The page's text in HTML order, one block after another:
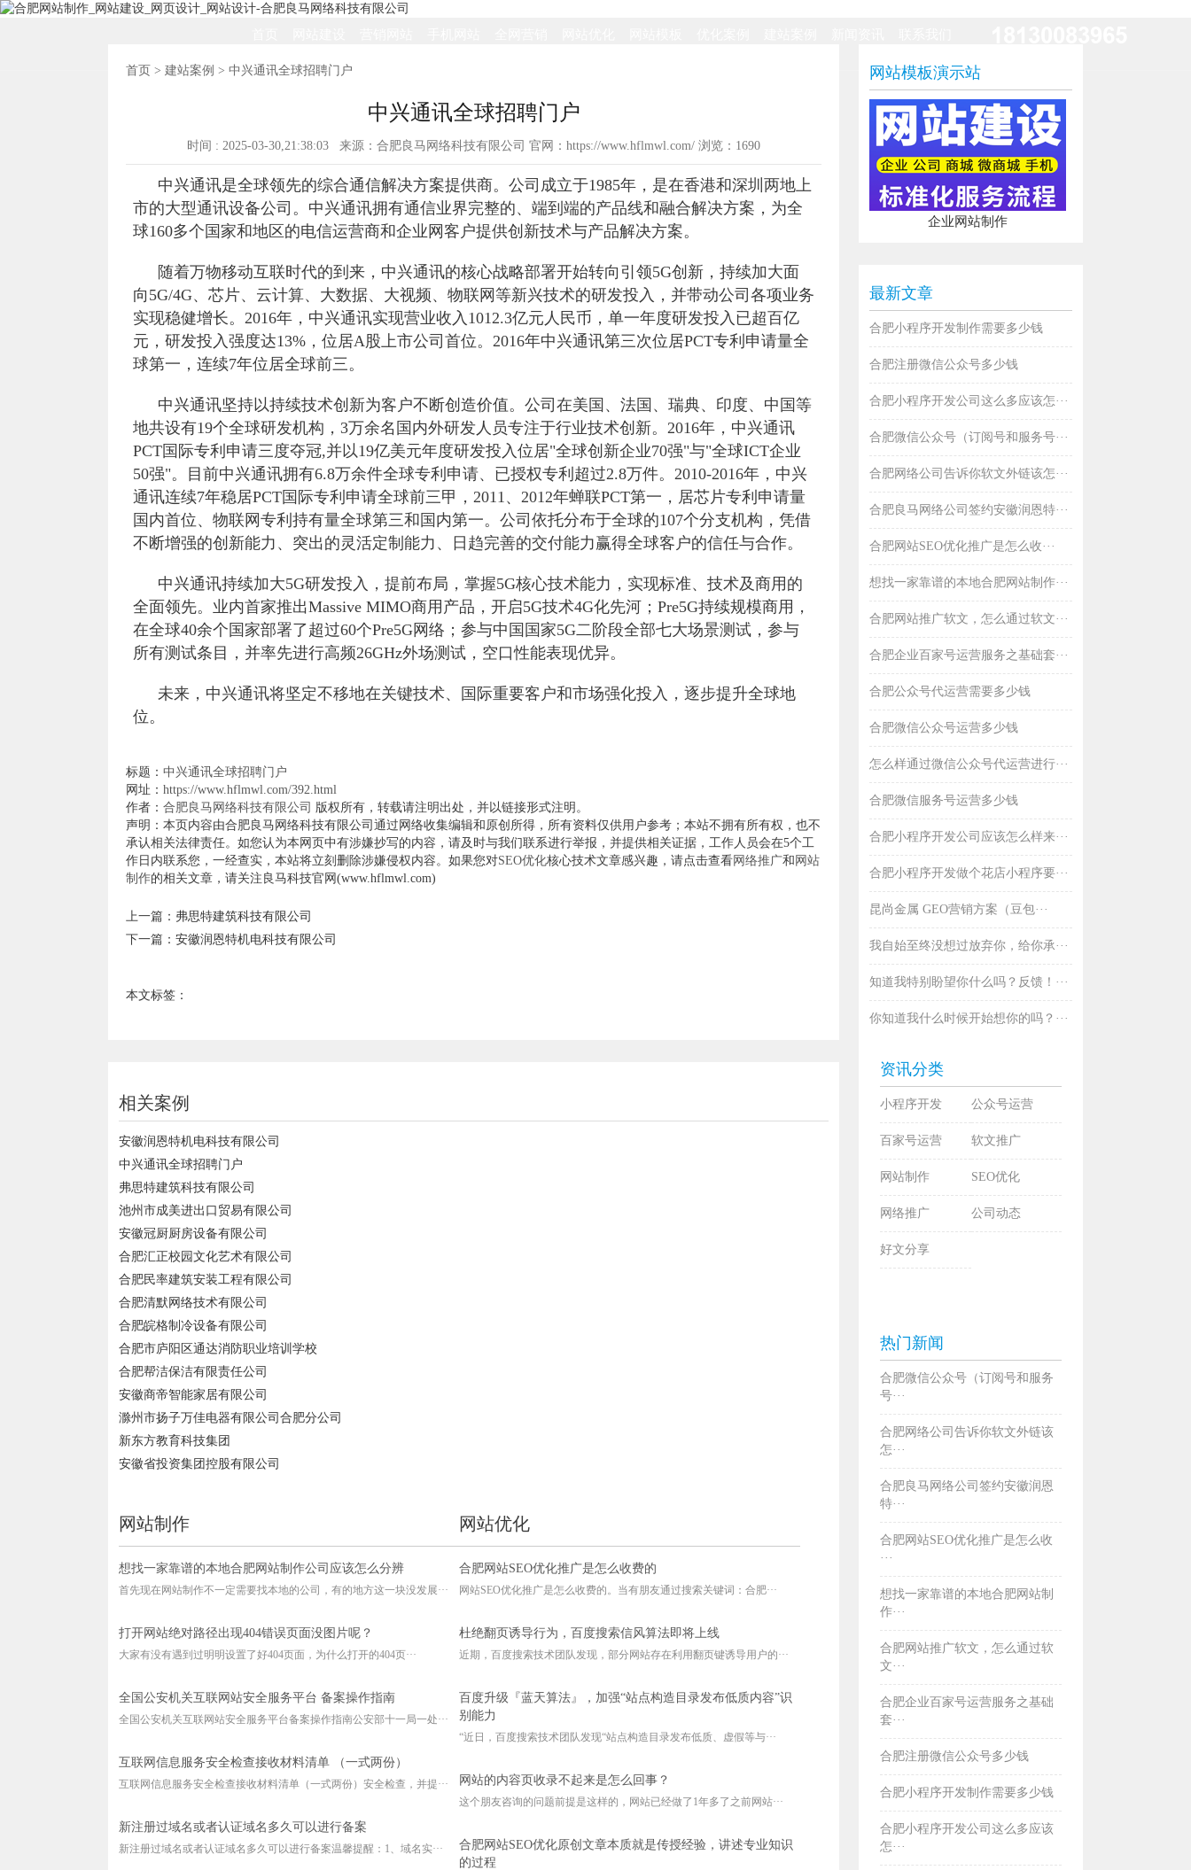
首页 > 建站案例 > 中兴通讯全球招聘门户
中兴通讯全球招聘门户
时间 : 2025-03-30,21:38:03 来源：合肥良马网络科技有限公司 官网：https://www.hflmwl.com/ 浏览： 1690
中兴通讯是全球领先的综合通信解决方案提供商。公司成立于1985年，是在香港和深圳两地上
市的大型通讯设备公司。中兴通讯拥有通信业界完整的、端到端的产品线和融合解决方案，为全
球160多个国家和地区的电信运营商和企业网客户提供创新技术与产品解决方案。
随着万物移动互联时代的到来，中兴通讯的核心战略部署开始转向引领5G创新，持续加大面
向5G/4G、芯片、云计算、大数据、大视频、物联网等新兴技术的研发投入，并带动公司各项业务
实现稳健增长。2016年，中兴通讯实现营业收入1012.3亿元人民币，单一年度研发投入已超百亿
元，研发投入强度达13%，位居A股上市公司首位。2016年中兴通讯第三次位居PCT专利申请量全
球第一，连续7年位居全球前三。
中兴通讯坚持以持续技术创新为客户不断创造价值。公司在美国、法国、瑞典、印度、中国等
地共设有19个全球研发机构，3万余名国内外研发人员专注于行业技术创新。2016年，中兴通讯
PCT国际专利申请三度夺冠,并以19亿美元年度研发投入位居"全球创新企业70强"与"全球ICT企业
50强"。目前中兴通讯拥有6.8万余件全球专利申请、已授权专利超过2.8万件。2010-2016年，中兴
通讯连续7年稳居PCT国际专利申请全球前三甲，2011、2012年蝉联PCT第一，居芯片专利申请量
国内首位、物联网专利持有量全球第三和国内第一。公司依托分布于全球的107个分支机构，凭借
不断增强的创新能力、突出的灵活定制能力、日趋完善的交付能力赢得全球客户的信任与合作。
中兴通讯持续加大5G研发投入，提前布局，掌握5G核心技术能力，实现标准、技术及商用的
全面领先。业内首家推出Massive MIMO商用产品，开启5G技术4G化先河；Pre5G持续规模商用，
在全球40余个国家部署了超过60个Pre5G网络；参与中国国家5G二阶段全部七大场景测试，参与
所有测试条目，并率先进行高频26GHz外场测试，空口性能表现优异。
未来，中兴通讯将坚定不移地在关键技术、国际重要客户和市场强化投入，逐步提升全球地
位。
标题： 中兴通讯全球招聘门户
网址： https://www.hflmwl.com/392.html
作者： 合肥良马网络科技有限公司 版权所有，转载请注明出处，并以链接形式注明。
声明：本页内容由合肥良马网络科技有限公司通过网络收集编辑和原创所得，所有资料仅供用户参考；本站不拥有所有权，也不
承认相关法律责任。如您认为本网页中有涉嫌抄写的内容，请及时与我们联系进行举报，并提供相关证据，工作人员会在5个工
作日内联系您，一经查实，本站将立刻删除涉嫌侵权内容。如果您对SEO优化核心技术文章感兴趣，请点击查看网络推广和 网站
制作的相关文章，请关注良马科技官网(www.hflmwl.com)
上一篇： 弗思特建筑科技有限公司
下一篇： 安徽润恩特机电科技有限公司
本文标签：
相关案例
安徽润恩特机电科技有限公司
中兴通讯全球招聘门户
弗思特建筑科技有限公司
池州市成美进出口贸易有限公司
安徽冠厨厨房设备有限公司
合肥汇正校园文化艺术有限公司
合肥民率建筑安装工程有限公司
合肥清默网络技术有限公司
合肥皖格制冷设备有限公司
合肥市庐阳区通达消防职业培训学校
合肥帮洁保洁有限责任公司
安徽商帝智能家居有限公司
滁州市扬子万佳电器有限公司合肥分公司
新东方教育科技集团
安徽省投资集团控股有限公司
网站制作
想找一家靠谱的本地合肥网站制作公司应该怎么分辨
首先现在网站制作不一定需要找本地的公司，有的地方这一块没发展···
打开网站绝对路径出现404错误页面没图片呢？
大家有没有遇到过明明设置了好404页面，为什么打开的404页···
全国公安机关互联网站安全服务平台 备案操作指南
全国公安机关互联网站安全服务平台备案操作指南公安部十一局一处···
互联网信息服务安全检查接收材料清单 （一式两份）
互联网信息服务安全检查接收材料清单（一式两份）安全检查，并提···
新注册过域名或者认证域名多久可以进行备案
新注册过域名或者认证域名多久可以进行备案温馨提醒：1、域名实···
网站优化
合肥网站SEO优化推广是怎么收费的
网站SEO优化推广是怎么收费的。当有朋友通过搜索关键词：合肥···
杜绝翻页诱导行为，百度搜索信风算法即将上线
近期，百度搜索技术团队发现，部分网站存在利用翻页键诱导用户的···
百度升级『蓝天算法』，加强“站点构造目录发布低质内容”识
别能力
“近日，百度搜索技术团队发现“站点构造目录发布低质、虚假等与···
网站的内容页收录不起来是怎么回事？
这个朋友咨询的问题前提是这样的，网站已经做了1年多了之前网站···
合肥网站SEO优化原创文章本质就是传授经验，讲述专业知识
的过程
网站模板演示站
企业网站制作
最新文章
合肥小程序开发制作需要多少钱
合肥注册微信公众号多少钱
合肥小程序开发公司这么多应该怎···
合肥微信公众号（订阅号和服务号···
合肥网络公司告诉你软文外链该怎···
合肥良马网络公司签约安徽润恩特···
合肥网站SEO优化推广是怎么收···
想找一家靠谱的本地合肥网站制作···
合肥网站推广软文，怎么通过软文···
合肥企业百家号运营服务之基础套···
合肥公众号代运营需要多少钱
合肥微信公众号运营多少钱
怎么样通过微信公众号代运营进行···
合肥微信服务号运营多少钱
合肥小程序开发公司应该怎么样来···
合肥小程序开发做个花店小程序要···
昆尚金属 GEO营销方案（豆包···
我自始至终没想过放弃你，给你承···
知道我特别盼望你什么吗？反馈！···
你知道我什么时候开始想你的吗？···
资讯分类
小程序开发 公众号运营
百家号运营 软文推广
网站制作 SEO优化
网络推广 公司动态
好文分享
热门新闻
合肥微信公众号（订阅号和服务
号···
合肥网络公司告诉你软文外链该
怎···
合肥良马网络公司签约安徽润恩
特···
合肥网站SEO优化推广是怎么收
···
想找一家靠谱的本地合肥网站制
作···
合肥网站推广软文，怎么通过软
文···
合肥企业百家号运营服务之基础
套···
合肥注册微信公众号多少钱
合肥小程序开发制作需要多少钱
合肥小程序开发公司这么多应该
怎···